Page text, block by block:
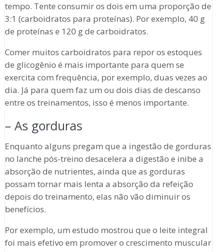
tempo. Tente consumir os dois em uma proporção de
3:1 (carboidratos para proteínas). Por exemplo, 40 g
de proteínas e 120 g de carboidratos.
Comer muitos carboidratos para repor os estoques
de glicogênio é mais importante para quem se
exercita com frequência, por exemplo, duas vezes ao
dia. Já para quem faz um ou dois dias de descanso
entre os treinamentos, isso é menos importante.
– As gorduras
Enquanto alguns pregam que a ingestão de gorduras
no lanche pós-treino desacelera a digestão e inibe a
absorção de nutrientes, ainda que as gorduras
possam tornar mais lenta a absorção da refeição
depois do treinamento, elas não vão diminuir os
benefícios.
Por exemplo, um estudo mostrou que o leite integral
foi mais efetivo em promover o crescimento muscular